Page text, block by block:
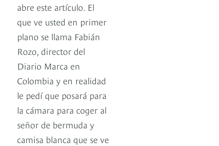
abre este artículo. El
que ve usted en primer
plano se llama Fabián
Rozo, director del
Diario Marca en
Colombia y en realidad
le pedí que posará para
la cámara para coger al
señor de bermuda y
camisa blanca que se ve